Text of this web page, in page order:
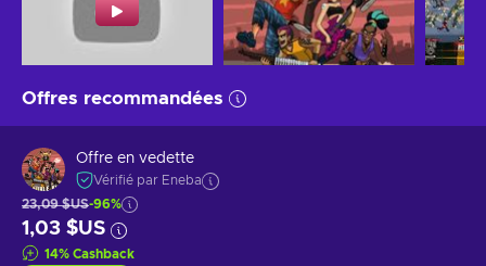
Offres recommandées
Offre en vedette
Vérifié par Eneba
23,09 $US-96%
1,03 $US
14% Cashback